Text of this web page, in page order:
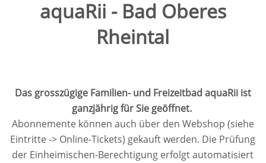
aquaRii - Bad Oberes
Rheintal
Das grosszügige Familien- und Freizeitbad aquaRii ist
ganzjährig für Sie geöffnet.
Abonnemente können auch über den Webshop (siehe
Eintritte -> Online-Tickets) gekauft werden. Die Prüfung
der Einheimischen-Berechtigung erfolgt automatisiert